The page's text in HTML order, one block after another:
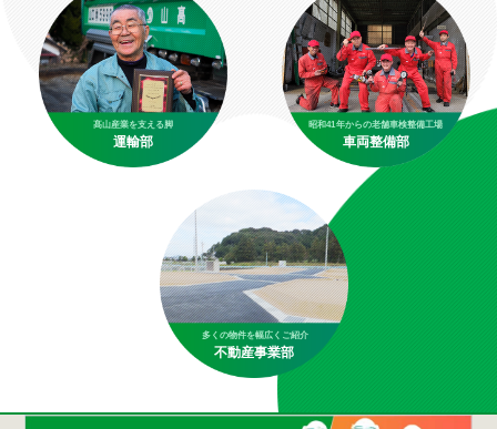
髙山産業を支える脚
運輸部
昭和41年からの老舗車検整備工場
車両整備部
多くの物件を幅広くご紹介
不動産事業部